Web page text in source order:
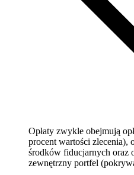
Opłaty zwykle obejmują
procent wartości zlecenia),
środków fiducjarnych oraz
zewnętrzny portfel